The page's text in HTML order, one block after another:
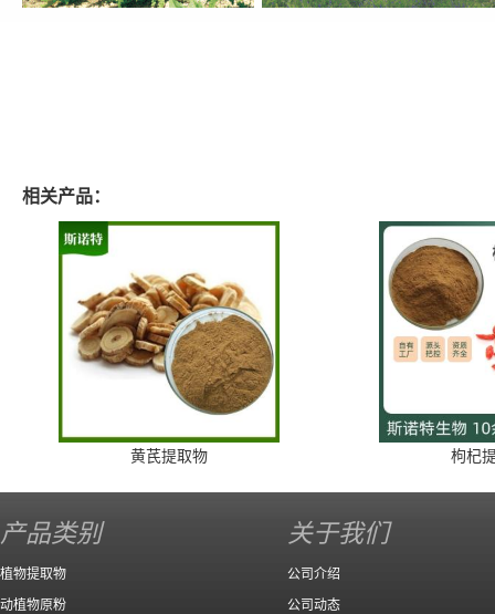
相关产品：
黄芪提取物 枸杞
产品类别
植物提取物
动植物原粉
关于我们
公司介绍
公司动态